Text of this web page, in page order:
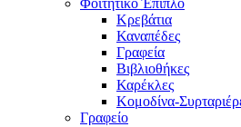
Φοιτητικό Έπιπλο
Κρεβάτια
Καναπέδες
Γραφεία
Βιβλιοθήκες
Καρέκλες
Κομοδίνα-
Γραφείο